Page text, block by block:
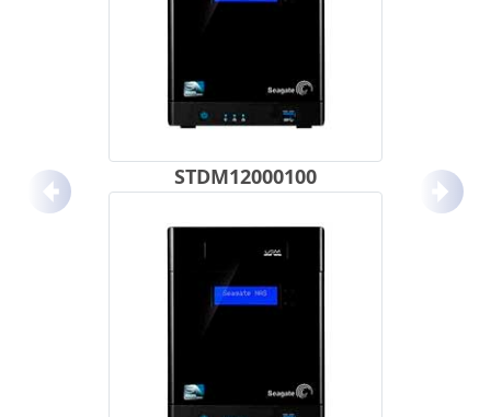
STDM12000100
Anterior